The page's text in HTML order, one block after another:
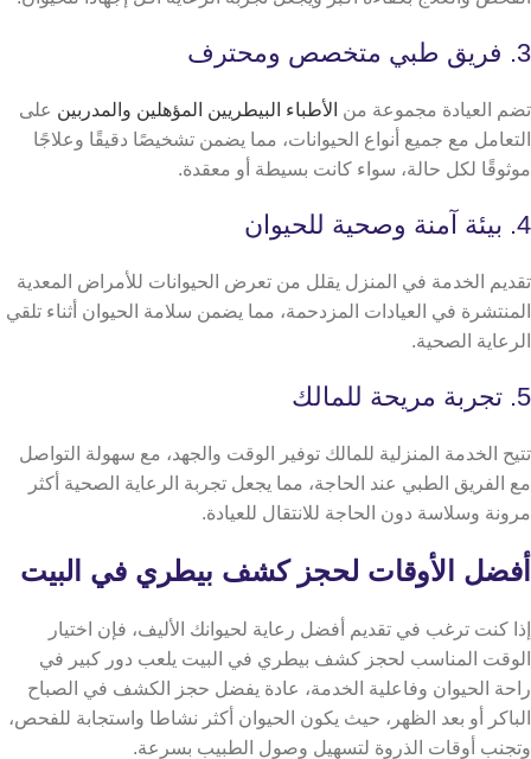
3. فريق طبي متخصص ومحترف
تضم العيادة مجموعة من الأطباء البيطريين المؤهلين والمدربين على
التعامل مع جميع أنواع الحيوانات، مما يضمن تشخيصًا دقيقًا وعلاجًا
موثوقًا لكل حالة، سواء كانت بسيطة أو معقدة.
4. بيئة آمنة وصحية للحيوان
تقديم الخدمة في المنزل يقلل من تعرض الحيوانات للأمراض المعدية
المنتشرة في العيادات المزدحمة، مما يضمن سلامة الحيوان أثناء تلقي
الرعاية الصحية.
5. تجربة مريحة للمالك
تتيح الخدمة المنزلية للمالك توفير الوقت والجهد، مع سهولة التواصل
مع الفريق الطبي عند الحاجة، مما يجعل تجربة الرعاية الصحية أكثر
مرونة وسلاسة دون الحاجة للانتقال للعيادة.
أفضل الأوقات لحجز كشف بيطري في البيت
إذا كنت ترغب في تقديم أفضل رعاية لحيوانك الأليف، فإن اختيار
الوقت المناسب لحجز كشف بيطري في البيت يلعب دور كبير في
راحة الحيوان وفاعلية الخدمة، عادة يفضل حجز الكشف في الصباح
الباكر أو بعد الظهر، حيث يكون الحيوان أكثر نشاطا واستجابة للفحص،
وتجنب أوقات الذروة لتسهيل وصول الطبيب بسرعة.